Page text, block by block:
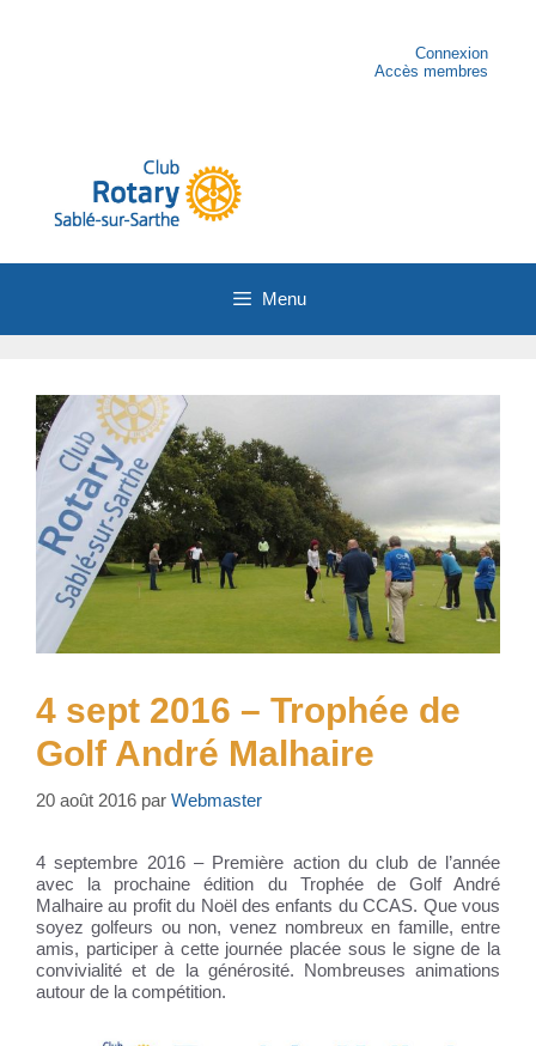
Connexion
Accès membres
Menu
4 sept 2016 – Trophée de
Golf André Malhaire
20 août 2016 par Webmaster
4 septembre 2016 – Première action du club de l’année
avec la prochaine édition du Trophée de Golf André
Malhaire au profit du Noël des enfants du CCAS. Que vous
soyez golfeurs ou non, venez nombreux en famille, entre
amis, participer à cette journée placée sous le signe de la
convivialité et de la générosité. Nombreuses animations
autour de la compétition.